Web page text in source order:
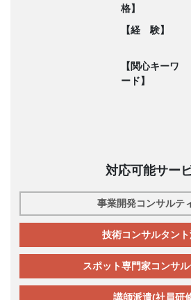
格】
【経 験】
【関心キーワ
ード】
対応可能サー
事業開発コンサルテ
技術コンサルタン
スポット専門家コンサ
講師派遣(社員研